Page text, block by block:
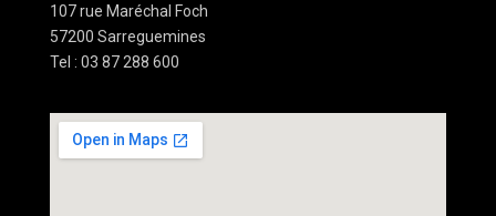
107 rue Maréchal Foch
57200 Sarreguemines
Tel : 03 87 288 600